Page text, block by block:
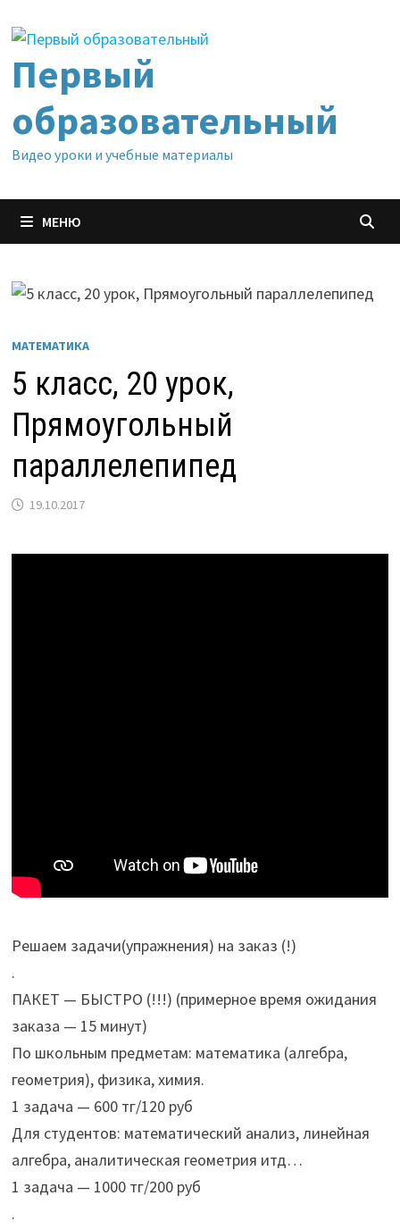
содержимому
Первый
образовательный
Видео уроки и учебные материалы
МЕНЮ
МАТЕМАТИКА
5 класс, 20 урок,
Прямоугольный
параллелепипед
19.10.2017
Решаем задачи(упражнения) на заказ (!)
.
ПАКЕТ — БЫСТРО (!!!) (примерное время ожидания
заказа — 15 минут)
По школьным предметам: математика (алгебра,
геометрия), физика, химия.
1 задача — 600 тг/120 руб
Для студентов: математический анализ, линейная
алгебра, аналитическая геометрия итд…
1 задача — 1000 тг/200 руб
.